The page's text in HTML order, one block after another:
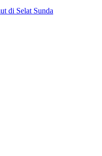
di Selat Sunda